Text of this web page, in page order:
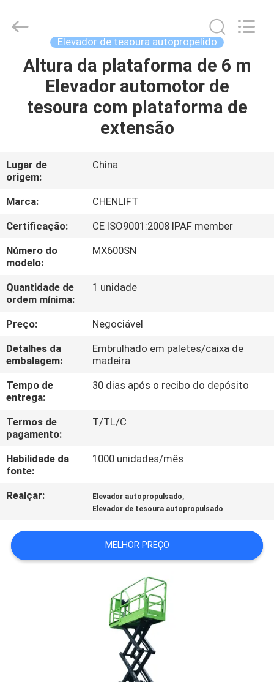
PARA
SOBRE
NÓS
VISITA
À
FÁBRICA
CONTROLE
DE
QUALIDADE
CONTACTE-
NOS
NOTÍCIAS
ORÇAMENTO
MAPA
DO
MACHINERY
Reserved.
Elevador de tesoura autopropelido
Altura da plataforma de 6 m
Elevador automotor de
tesoura com plataforma de
extensão
Lugar de
origem:
China
Marca:
CHENLIFT
Certificação:
CE ISO9001:2008 IPAF member
Número do
modelo:
MX600SN
Quantidade de
ordem mínima:
1 unidade
Preço:
Negociável
Detalhes da
embalagem:
Embrulhado em paletes/caixa de
madeira
Tempo de
entrega:
30 dias após o recibo do depósito
Termos de
pagamento:
T/TL/C
Habilidade da
fonte:
1000 unidades/mês
Realçar: Elevador autopropulsado,
Elevador de tesoura autopropulsado
MELHOR PREÇO